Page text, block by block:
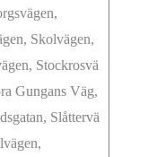
Skolvägen,
Stockrosvä
Gungans Väg,
Slåttervä